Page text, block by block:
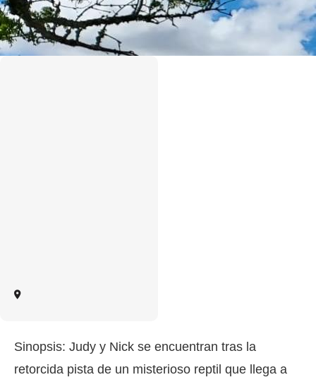
Sinopsis: Judy y Nick se encuentran tras la
retorcida pista de un misterioso reptil que llega a